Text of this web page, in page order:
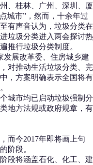
、桂林、广州、深圳、厦
城市”，然而，十余年过
有声音认为，垃圾分类在
垃圾分类进入两会探讨热
推行垃圾分类制度。
展改革委、住房城乡建
对推动生活垃圾分类、完
，方案明确表示全国将有
市均已启动垃圾强制分
地方法规或政府规章，有
今2017年即将画上句
阶段。
将涵盖石化、化工、建